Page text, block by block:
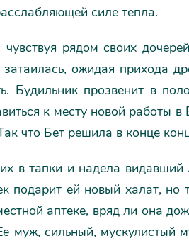
силе тепла.
рядом своих
ожидая прихода
Будильник прозвенит в
к месту новой работы
что Бет решила в конце
в тапки и надела
подарит ей новый халат, но
аптеке, вряд ли она
муж, сильный, мускулистый